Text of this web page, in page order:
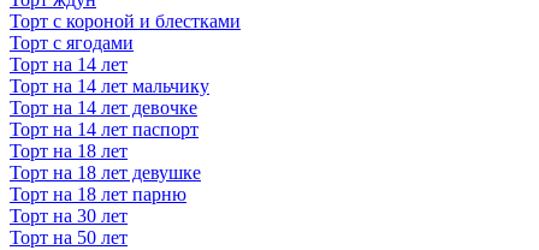
Торт с короной и блестками
Торт с ягодами
Торт на 14 лет
Торт на 14 лет мальчику
Торт на 14 лет девочке
Торт на 14 лет паспорт
Торт на 18 лет
Торт на 18 лет девушке
Торт на 18 лет парню
Торт на 30 лет
Торт на 50 лет